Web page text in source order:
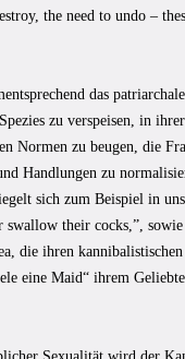
the need to undo –
das
zu verspeisen, in
Normen zu beugen, die
Handlungen zu
sich zum Beispiel in
their cocks,”,
die ihren
eine Maid“ ihrem